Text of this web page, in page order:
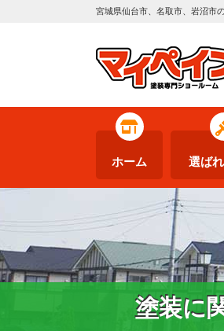
宮城県仙台市、名取市、岩沼市
ホーム 選ば
塗装に